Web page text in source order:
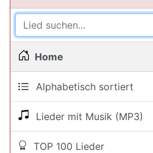
Home
Alphabetisch sortiert
Lieder mit Musik (MP3)
TOP 100 Lieder